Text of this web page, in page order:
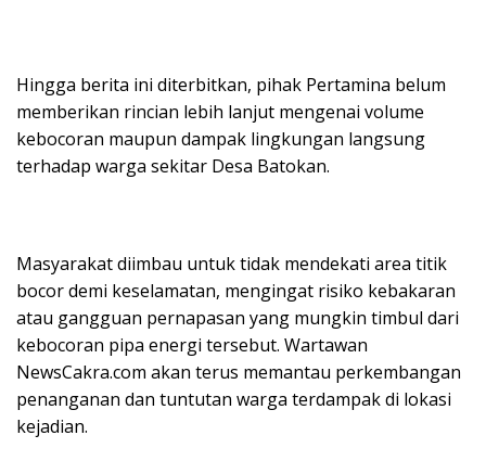
Hingga berita ini diterbitkan, pihak Pertamina belum
memberikan rincian lebih lanjut mengenai volume
kebocoran maupun dampak lingkungan langsung
terhadap warga sekitar Desa Batokan.
Masyarakat diimbau untuk tidak mendekati area titik
bocor demi keselamatan, mengingat risiko kebakaran
atau gangguan pernapasan yang mungkin timbul dari
kebocoran pipa energi tersebut. Wartawan
NewsCakra.com akan terus memantau perkembangan
penanganan dan tuntutan warga terdampak di lokasi
kejadian.